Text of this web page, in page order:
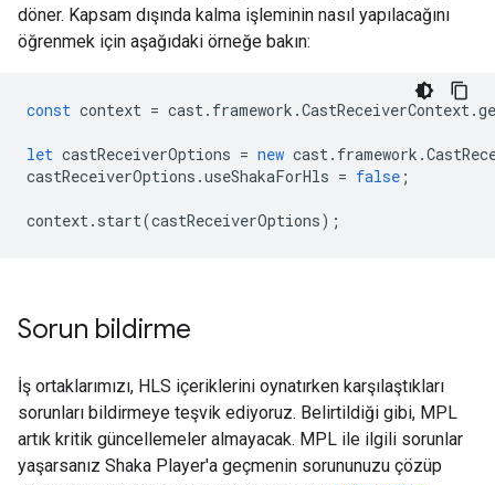
döner. Kapsam dışında kalma işleminin nasıl yapılacağını
öğrenmek için aşağıdaki örneğe bakın:
const context = cast. framework .CastReceiverContext.
let castReceiverOptions = new cast. framework .
castReceiverOptions .useShakaForHls = false ;
context. start(castReceiverOptions);
Sorun bildirme
İş ortaklarımızı, HLS içeriklerini oynatırken karşılaştıkları
sorunları bildirmeye teşvik ediyoruz. Belirtildiği gibi, MPL
artık kritik güncellemeler almayacak. MPL ile ilgili sorunlar
yaşarsanız Shaka Player'a geçmenin sorununuzu çözüp